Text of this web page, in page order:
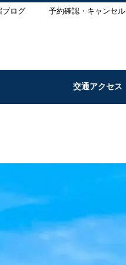
ブログ 予約確認・キャンセル
交通アクセス